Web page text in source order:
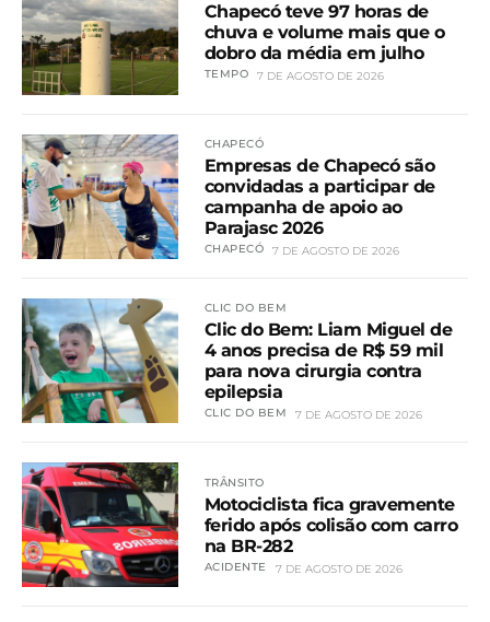
Chapecó teve 97 horas de
chuva e volume mais que o
dobro da média em julho
TEMPO 7 DE AGOSTO DE 2026
CHAPECÓ
Empresas de Chapecó são
convidadas a participar de
campanha de apoio ao
Parajasc 2026
CHAPECÓ 7 DE AGOSTO DE 2026
CLIC DO BEM
Clic do Bem: Liam Miguel de
4 anos precisa de R$ 59 mil
para nova cirurgia contra
epilepsia
CLIC DO BEM 7 DE AGOSTO DE 2026
TRÂNSITO
Motociclista fica gravemente
ferido após colisão com carro
na BR-282
ACIDENTE 7 DE AGOSTO DE 2026